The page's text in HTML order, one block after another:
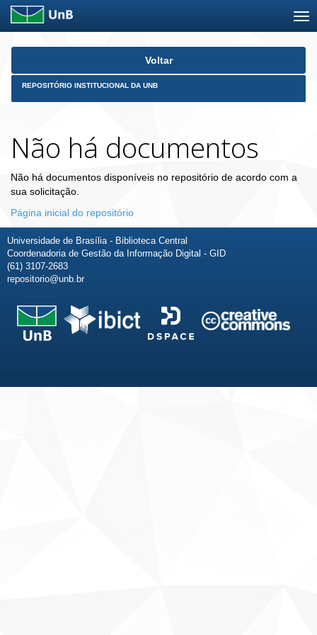
Skip
Voltar
REPOSITÓRIO INSTITUCIONAL DA UNB
Não há documentos
Não há documentos disponíveis no repositório de acordo com a
sua solicitação.
Página inicial do repositório
Universidade de Brasília - Biblioteca Central
Coordenadoria de Gestão da Informação Digital - GID
(61) 3107-2683
repositorio@unb.br